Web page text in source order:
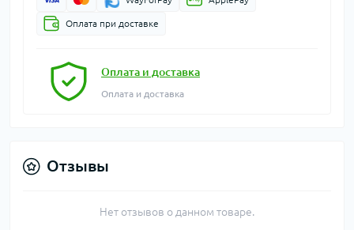
Оплата при доставке
Оплата и доставка
Оплата и доставка
Отзывы
Нет отзывов о данном товаре.